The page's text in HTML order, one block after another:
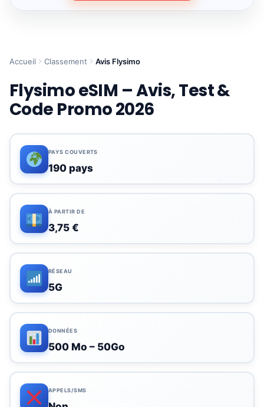
Accueil Classement Avis Flysimo
Flysimo eSIM – Avis, Test &
Code Promo 2026
PAYS COUVERTS
190 pays
À PARTIR DE
3,75 €
RÉSEAU
5G
DONNÉES
500 Mo – 50Go
APPELS/SMS